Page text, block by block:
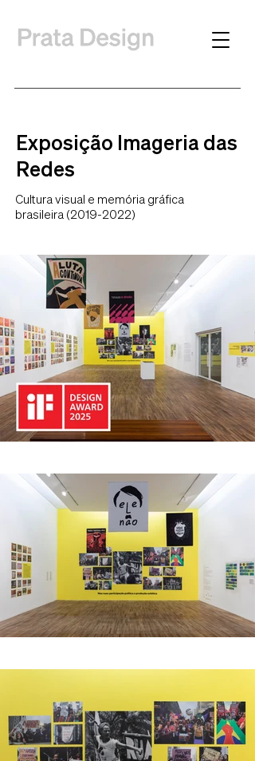
Exposição Imageria das
Redes
Cultura visual e memória gráfica
brasileira (2019-2022)